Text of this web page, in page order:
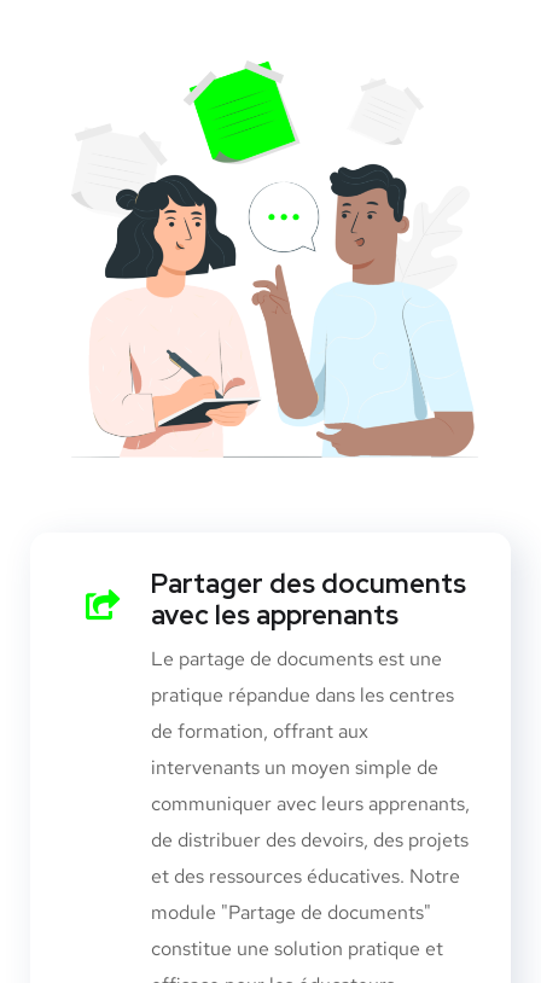
Partager des documents
avec les apprenants
Le partage de documents est une
pratique répandue dans les centres
de formation, offrant aux
intervenants un moyen simple de
communiquer avec leurs apprenants,
de distribuer des devoirs, des projets
et des ressources éducatives. Notre
module "Partage de documents"
constitue une solution pratique et